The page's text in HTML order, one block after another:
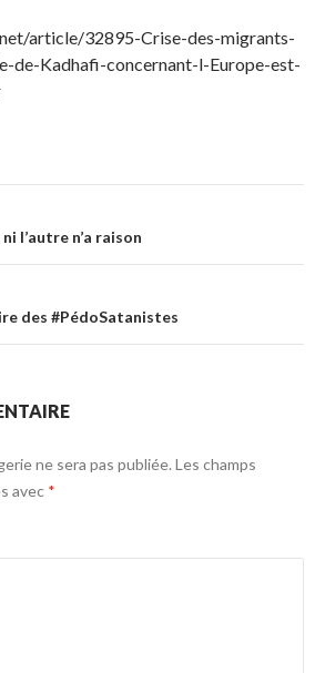
article/32895-Crise-des-migrants-
de-Kadhafi-concernant-l-Europe-est-
articles
l’autre n’a raison
des #PédoSatanistes
ne sera pas publiée. Les champs
avec *